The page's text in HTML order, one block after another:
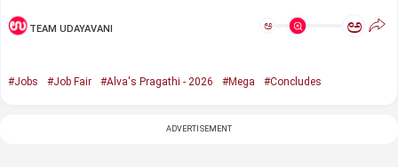
TEAM UDAYAVANI ಅ ಅ
#Jobs #Job Fair #Alva's Pragathi - 2026 #Mega #Concludes
ADVERTISEMENT